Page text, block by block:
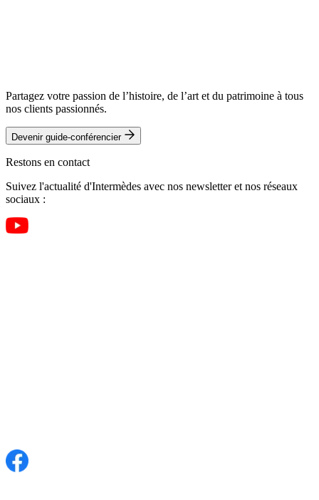
Partagez votre passion de l’histoire, de l’art et du patrimoine à tous
nos clients passionnés.
Devenir guide-conférencier
Restons en contact
Suivez l'actualité d'Intermèdes avec nos newsletter et nos réseaux
sociaux :